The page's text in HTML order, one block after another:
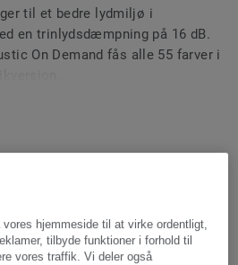
til et bedre lydmiljø i
en trinlydsdæmpning på 16 dB.
On Demand fås alle 55 farver i
skoler og
er slidstærkt, smudsresistent
kompakte iQ Optima-kollektion,
for tørpolering.
et godt arbejdsmiljø
af tekniske
hjemmeside til at virke ordentligt,
tilbyde funktioner i forhold til
vores traffik. Vi deler også